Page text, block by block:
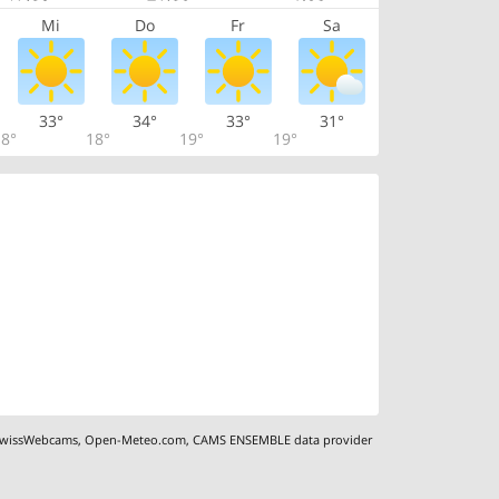
Mi Do Fr Sa
33°
18°
34°
19°
33°
19°
31°
,Open-Meteo.com,CAMS ENSEMBLE data provider